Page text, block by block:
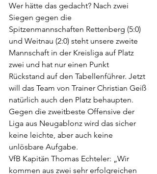
Wer hätte das gedacht? Nach zwei
Siegen gegen die
Spitzenmannschaften Rettenberg (5:0)
und Weitnau (2:0) steht unsere zweite
Mannschaft in der Kreisliga auf Platz
zwei und hat nur einen Punkt
Rückstand auf den Tabellenführer. Jetzt
will das Team von Trainer Christian Geiß
natürlich auch den Platz behaupten.
Gegen die zweitbeste Offensive der
Liga aus Neugablonz wird das sicher
keine leichte, aber auch keine
unlösbare Aufgabe.
VfB Kapitän Thomas Echteler: „Wir
kommen aus zwei sehr erfolgreichen